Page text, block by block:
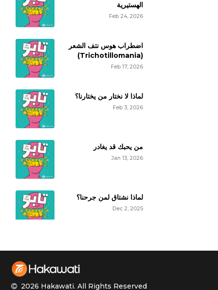
الهستيرية
Feb 24, 2026
اضطراب هوس نتف الشعر
(Trichotillomania)
Feb 17, 2026
لماذا لا نختار من يختارنا؟
Feb 3, 2026
من يحبك قد يغادر
Jan 13, 2026
لماذا نشتاق لمن جرحنا؟
Dec 2, 2025
2026 Hakawati. All Rights Reserved